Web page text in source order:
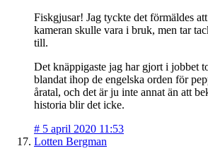
Fiskgjusar! Jag tyckte det förmäldes
kameran skulle vara i bruk, men tar
till.
Det knäppigaste jag har gjort i jobbet
blandat ihop de engelska orden för
åratal, och det är ju inte annat än att
historia blir det icke.
# 5 april 2020 11:53
Lotten Bergman